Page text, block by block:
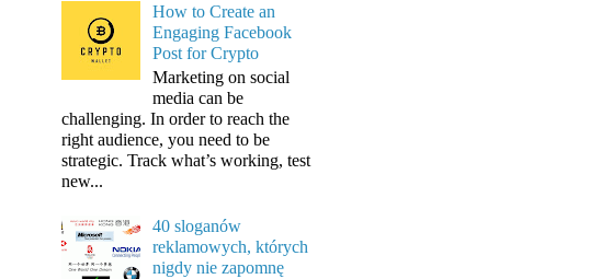
How to Create an
Engaging Facebook
Post for Crypto
Marketing on social
media can be
challenging. In order to reach the
right audience, you need to be
strategic. Track what’s working, test
new...
40 sloganów
reklamowych, których
nigdy nie zapomnę